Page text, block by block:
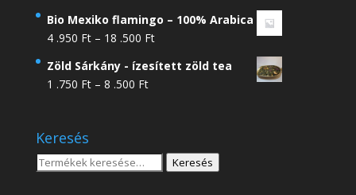
Bio Mexiko flamingo – 100% Arabica
4 .950 Ft – 18 .500 FtÁrtartomány:
.950 Ft
Zöld Sárkány - ízesített zöld tea
1 .750 Ft – 8 .500 FtÁrtartomány:
8
.500 Ft
Keresés
Keresés
Keresés